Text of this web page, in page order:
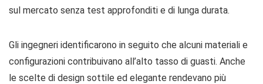
sul mercato senza test approfonditi e di lunga durata.
Gli ingegneri identificarono in seguito che alcuni materiali e
configurazioni contribuivano all’alto tasso di guasti. Anche
le scelte di design sottile ed elegante rendevano più